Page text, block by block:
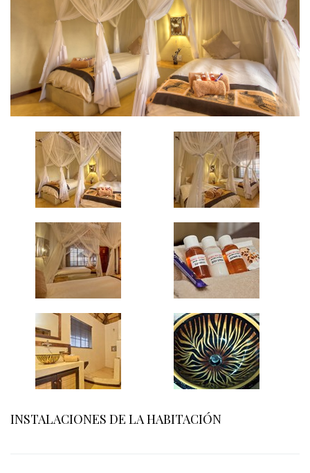
INSTALACIONES DE LA HABITACIÓN